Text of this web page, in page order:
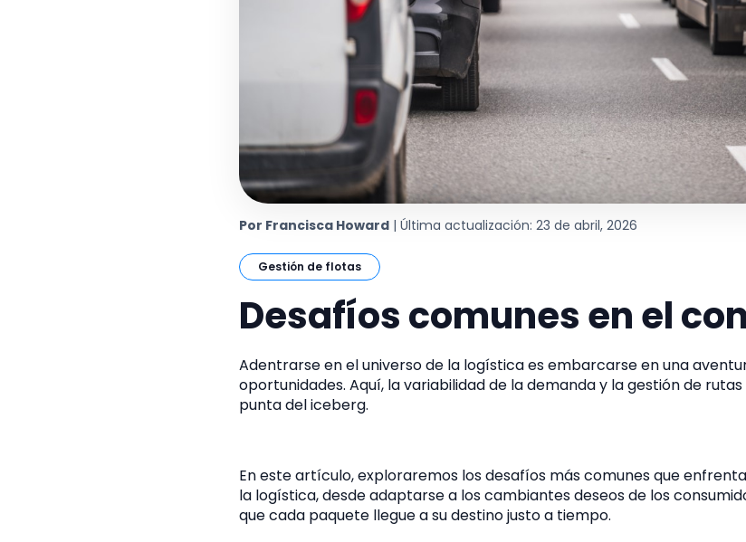
Por Francisca Howard | Última actualización: 23 de abril, 2026
Gestión de flotas
Desafíos comunes en el
Adentrarse en el universo de la logística es embarcarse en una
oportunidades. Aquí, la variabilidad de la demanda y la gestión de
punta del iceberg.
En este artículo, exploraremos los desafíos más comunes que
la logística, desde adaptarse a los cambiantes deseos de los
que cada paquete llegue a su destino justo a tiempo.